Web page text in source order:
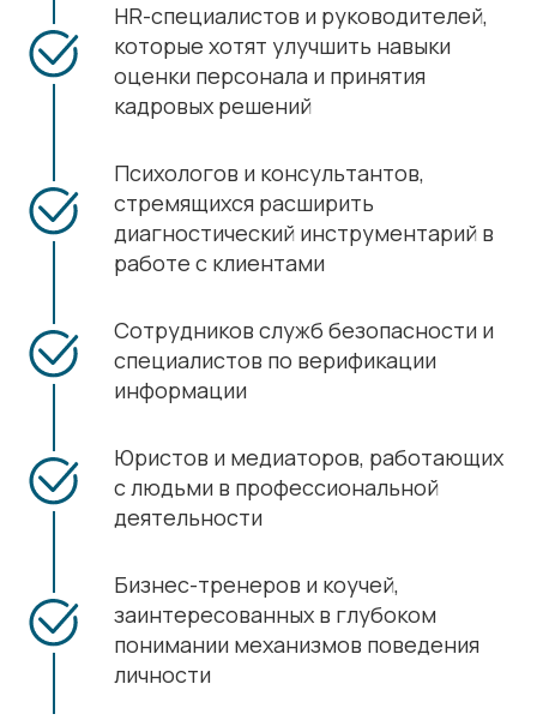
HR-специалистов и руководителей,
которые хотят улучшить навыки
оценки персонала и принятия
кадровых решений
Психологов и консультантов,
стремящихся расширить
диагностический инструментарий в
работе с клиентами
Сотрудников служб безопасности и
специалистов по верификации
информации
Юристов и медиаторов, работающих
с людьми в профессиональной
деятельности
Бизнес-тренеров и коучей,
заинтересованных в глубоком
понимании механизмов поведения
личности